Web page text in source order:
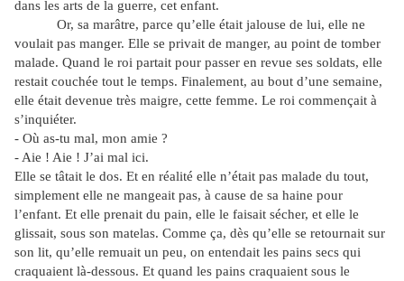
dans les arts de la guerre, cet enfant.
Or, sa marâtre, parce qu’elle était jalouse de lui, elle ne
voulait pas manger. Elle se privait de manger, au point de tomber
malade. Quand le roi partait pour passer en revue ses soldats, elle
restait couchée tout le temps. Finalement, au bout d’une semaine,
elle était devenue très maigre, cette femme. Le roi commençait à
s’inquiéter.
- Où as-tu mal, mon amie ?
- Aie ! Aie ! J’ai mal ici.
Elle se tâtait le dos. Et en réalité elle n’était pas malade du tout,
simplement elle ne mangeait pas, à cause de sa haine pour
l’enfant. Et elle prenait du pain, elle le faisait sécher, et elle le
glissait, sous son matelas. Comme ça, dès qu’elle se retournait sur
son lit, qu’elle remuait un peu, on entendait les pains secs qui
craquaient là-dessous. Et quand les pains craquaient sous le